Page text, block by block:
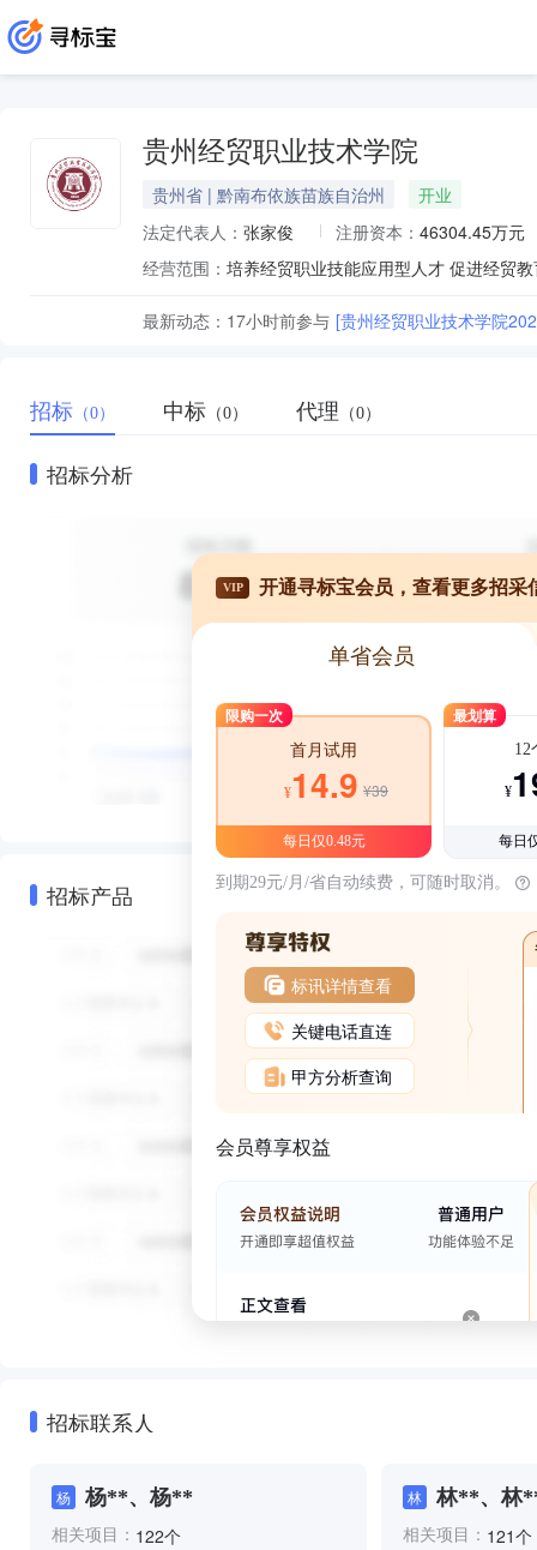
贵州经贸职业技术学院
贵州省 | 黔南布依族苗族自治州
开业
法定代表人： 张家俊 注册资本： 46304.45万元
经营范围：
最新动态： 17小时前参与 [贵州经贸职业技术学院
招标 （0） 中标 （0） 代理 （0）
招标分析
招标产品
VIP 开通寻标宝会员，查看更多招采
单省会员
限购一次
首月试用
¥14.9 ¥39
每日仅0.48元
最划算
12
¥
每日
到期29元/月/省自动续费，可随时取消。
标讯详情查看
关键电话直连
甲方分析查询
会员尊享权益
招标联系人
杨 杨**、杨**
相关项目： 122个
林 林**、林
相关项目： 121个